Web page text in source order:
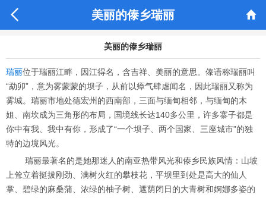
 美丽的傣乡瑞丽 
美丽的傣乡瑞丽
瑞丽位于瑞丽江畔，因江得名，含吉祥、美丽的意思。傣语称瑞丽叫
“勐卯”，意为雾蒙蒙的坝子，从前以瘴气肆虐闻名，因此瑞丽又称为
雾城。瑞丽市地处德宏州的西南部，三面与缅甸相邻，与缅甸的木
姐、南坎成为三角形的布局，国境线长达140多公里，许多寨子都是
你中有我、我中有你，形成了“一个坝子、两个国家、三座城市”的独
特的边境风光。
瑞丽最著名的是她那迷人的南亚热带风光和傣乡民族风情：山坡
上耸立着挺拔刚劲、满树火红的攀枝花，平坝里到处是高大的仙人
掌、碧绿的麻桑蒲、浓绿的柚子树、遮荫闭日的大青树和婀娜多姿的